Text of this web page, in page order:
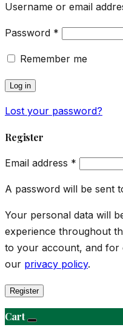
Username or email
Password *
Remember me
Log in
Lost your password?
Register
Email address *
A password will be sent
Your personal data will
experience throughout
to your account, and for
our privacy policy.
Register
Cart